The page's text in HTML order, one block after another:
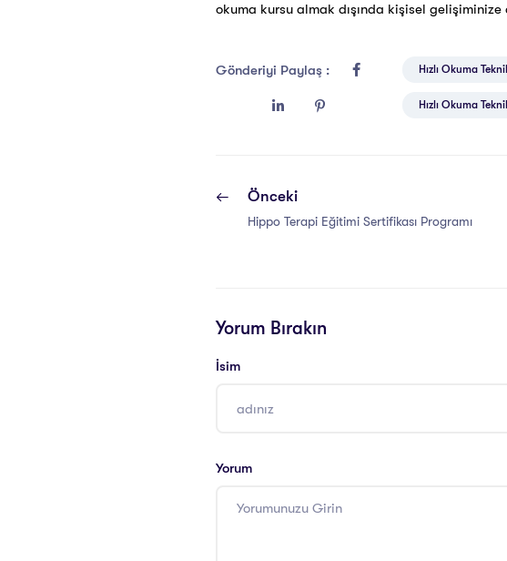
okuma kursu almak dışında kişisel gelişiminize
Gönderiyi Paylaş : Hızlı Okuma
Hızlı Okuma
Önceki
Hippo Terapi Eğitimi Sertifikası Programı
Yorum Bırakın
İsim
Yorum